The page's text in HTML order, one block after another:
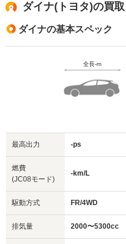
ダイナ(トヨタ)の買
ダイナの基本スペック
全長-m
最高出力 -ps
燃費
(JC08モード)
-km/L
駆動方式 FR/4WD
排気量 2000〜5300cc